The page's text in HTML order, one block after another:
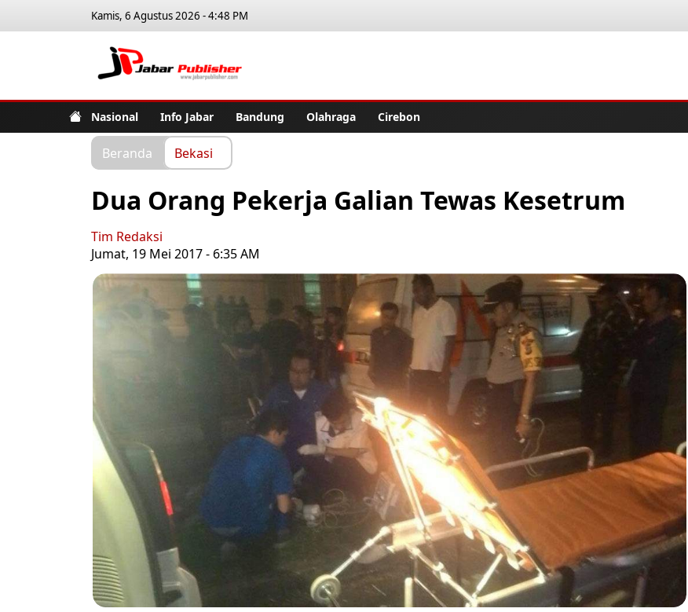
Kamis, 6 Agustus 2026 - 4:48 PM
Nasional Info Jabar Bandung Olahraga Cirebon
Beranda Bekasi
Dua Orang Pekerja Galian Tewas Kesetrum
Tim Redaksi
Jumat, 19 Mei 2017 - 6:35 AM